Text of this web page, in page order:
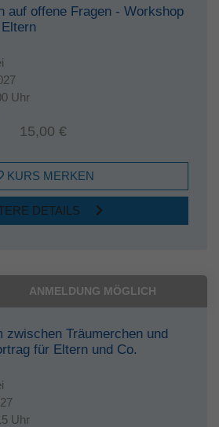
auf offene Fragen - Workshop
Uhr
15,00 €
KURS MERKEN
DETAILS
ANMELDUNG MÖGLICH
zwischen Träumerchen und
für Eltern und Co.
Uhr
Cookie wird verwendet, um Ihre
Einstellungen für diese Website zu